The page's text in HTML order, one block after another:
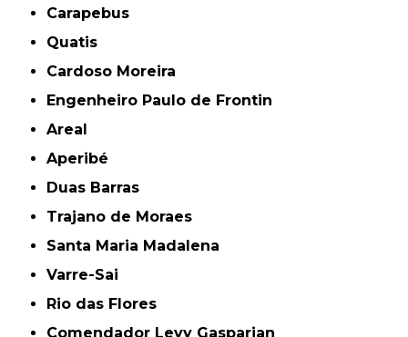
Carapebus
Quatis
Cardoso Moreira
Engenheiro Paulo de Frontin
Areal
Aperibé
Duas Barras
Trajano de Moraes
Santa Maria Madalena
Varre-Sai
Rio das Flores
Comendador Levy Gasparian